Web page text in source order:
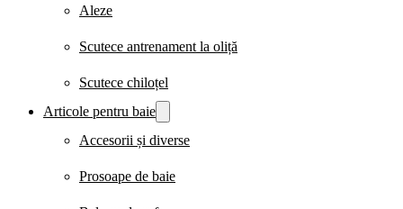
Aleze
Scutece antrenament la oliță
Scutece chiloțel
Articole pentru baie
Accesorii și diverse
Prosoape de baie